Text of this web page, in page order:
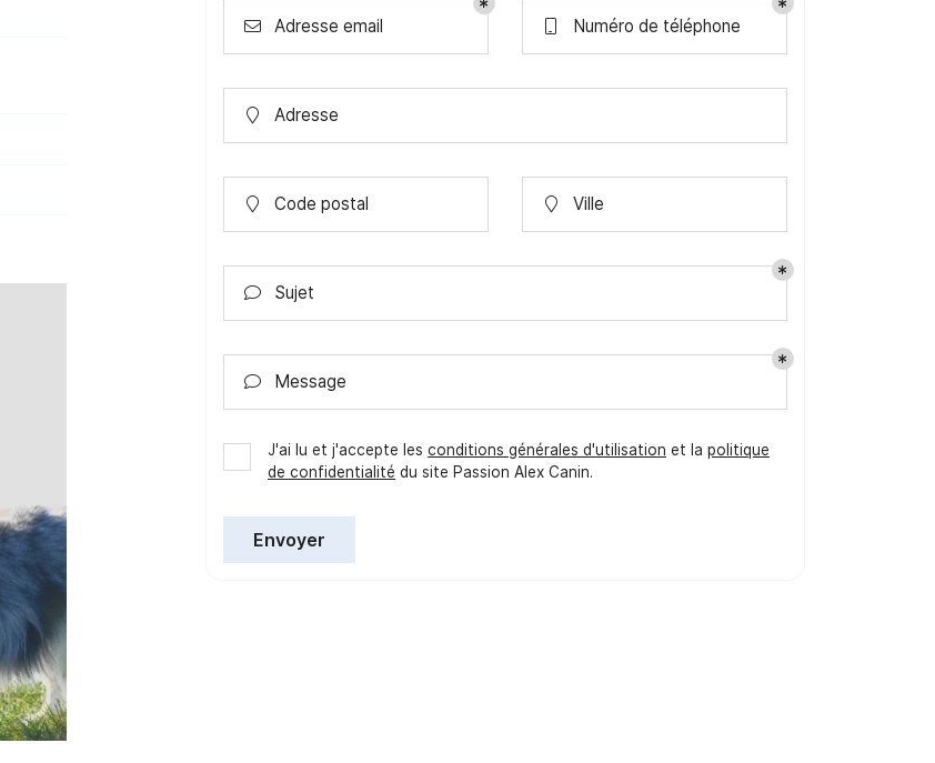
 Adresse email Numéro de téléphone
 Adresse
 Code postal  Ville
 Sujet
 Message
J'ai lu et j'accepte les conditions générales d'utilisation et la politique
de confidentialité du site Passion Alex Canin.
Envoyer